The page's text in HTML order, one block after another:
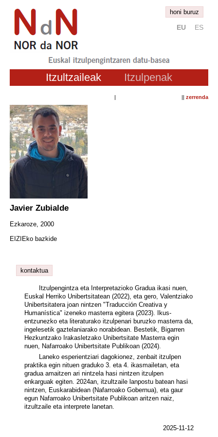
honi buruz
EU ES
Itzultzaileak Itzulpenak
| || zerrenda
Javier Zubialde
Ezkaroze, 2000
EIZIEko bazkide
kontaktua
Itzulpengintza eta Interpretazioko Gradua ikasi nuen,
Euskal Herriko Unibertsitatean (2022), eta gero, Valentziako
Unibertsitatera joan nintzen "Traducción Creativa y
Humanística" izeneko masterra egitera (2023). Ikus-
entzunezko eta literaturako itzulpenari buruzko masterra da,
ingelesetik gaztelaniarako norabidean. Bestetik, Bigarren
Hezkuntzako Irakasletzako Unibertsitate Masterra egin
nuen, Nafarroako Unibertsitate Publikoan (2024).
Laneko esperientziari dagokionez, zenbait itzulpen
praktika egin nituen graduko 3. eta 4. ikasmailetan, eta
gradua amaitzen ari nintzela hasi nintzen itzulpen
enkarguak egiten. 2024an, itzultzaile lanpostu batean hasi
nintzen, Euskarabidean (Nafarroako Gobernua), eta gaur
egun Nafarroako Unibertsitate Publikoan aritzen naiz,
itzultzaile eta interprete lanetan.
2025-11-12